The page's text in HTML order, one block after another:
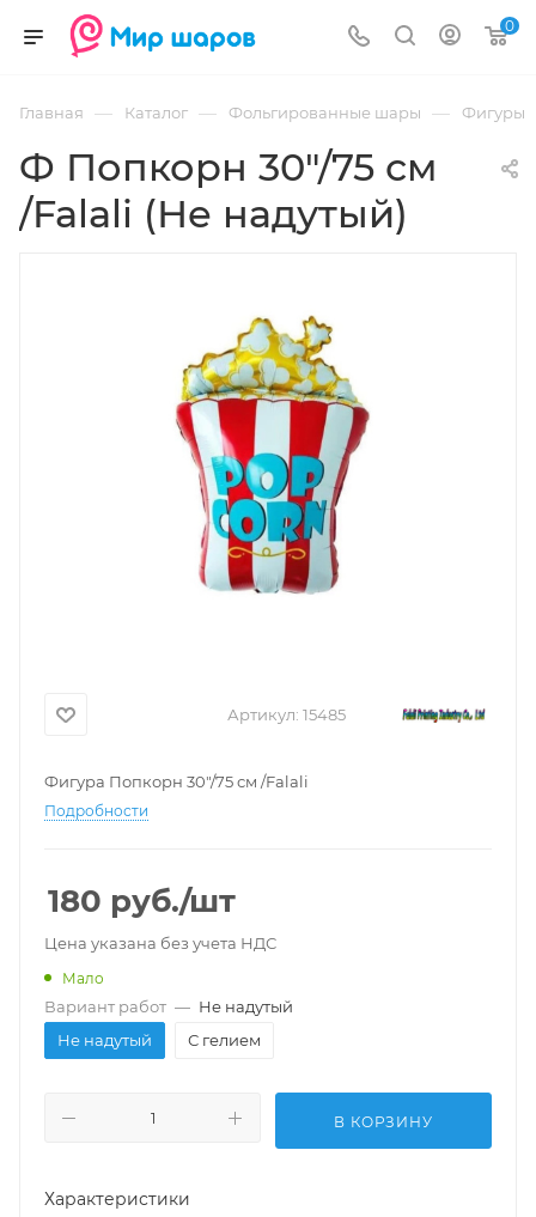
0
Главная — Каталог — Фольгированные шары — Фигуры
Ф Попкорн 30"/75 см
/Falali (Не надутый)
Артикул: 15485
Фигура Попкорн 30"/75 см /Falali
Подробности
180 руб./шт
Цена указана без учета НДС
Мало
Вариант работ — Не надутый
Не надутый
С гелием
В КОРЗИНУ
Характеристики